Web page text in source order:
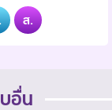
ส.
อื่น